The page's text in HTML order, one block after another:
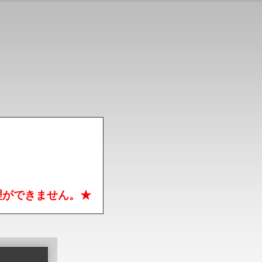
ができません。★